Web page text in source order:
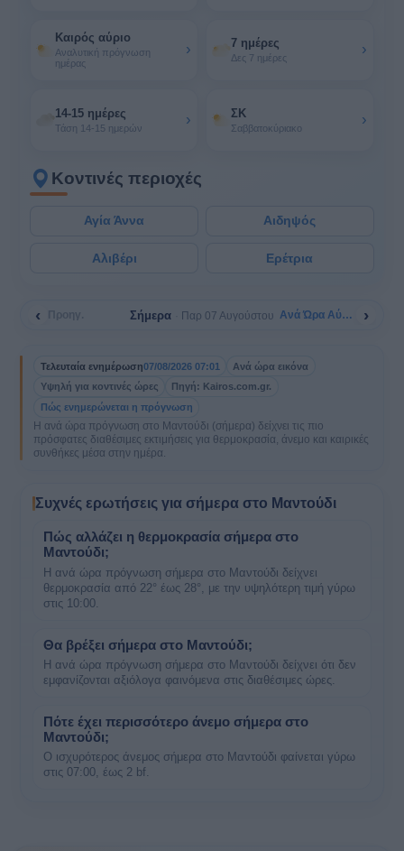
Καιρός αύριο
Αναλυτική πρόγνωση
ημέρας
› 7 ημέρες
Δες 7 ημέρες ›
14-15 ημέρες
Τάση 14-15 ημερών › ΣΚ
Σαββατοκύριακο ›
Κοντινές περιοχές
Αγία Άννα Αιδηψός
Αλιβέρι Ερέτρια
‹ Σήμερα Παρ 07 Αυγούστου Ανά Ώρα Αύριο ›
Τελευταία ενημέρωση07/08/2026 07:01
Ανά ώρα εικόνα
Υψηλή για κοντινές ώρες
Πηγή: Kairos.com.gr.
Πώς ενημερώνεται η πρόγνωση
Η ανά ώρα πρόγνωση στο Μαντούδι (σήμερα) δείχνει τις πιο
πρόσφατες διαθέσιμες εκτιμήσεις για θερμοκρασία, άνεμο και καιρικές
συνθήκες μέσα στην ημέρα.
Συχνές ερωτήσεις για σήμερα στο Μαντούδι
Πώς αλλάζει η θερμοκρασία σήμερα στο
Μαντούδι;
Η ανά ώρα πρόγνωση σήμερα στο Μαντούδι δείχνει
θερμοκρασία από 22° έως 28°, με την υψηλότερη τιμή γύρω
στις 10:00.
Θα βρέξει σήμερα στο Μαντούδι;
Η ανά ώρα πρόγνωση σήμερα στο Μαντούδι δείχνει ότι δεν
εμφανίζονται αξιόλογα φαινόμενα στις διαθέσιμες ώρες.
Πότε έχει περισσότερο άνεμο σήμερα στο
Μαντούδι;
Ο ισχυρότερος άνεμος σήμερα στο Μαντούδι φαίνεται γύρω
στις 07:00, έως 2 bf.